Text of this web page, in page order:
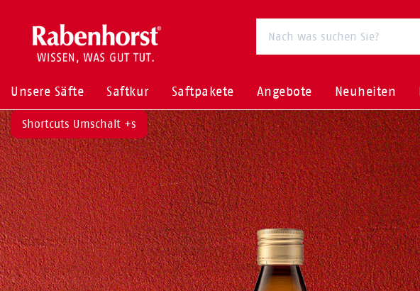
Unsere Säfte Saftkur Saftpakete Angebote Neuheiten
Shortcuts Umschalt +s